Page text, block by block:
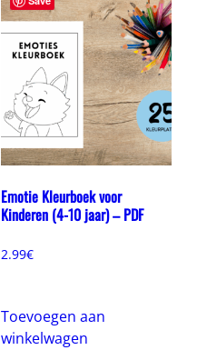
Emotie Kleurboek voor
Kinderen (4-10 jaar) – PDF
2.99€
Toevoegen aan
winkelwagen